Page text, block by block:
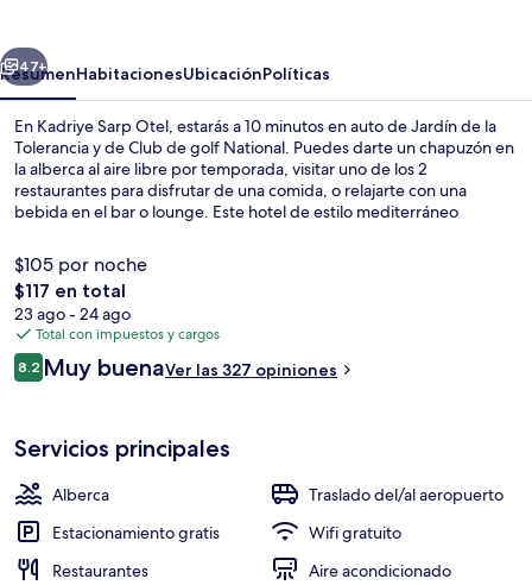
Siguiente
47+
ResumenHabitacionesUbicaciónPolíticas
En Kadriye Sarp Otel, estarás a 10 minutos en auto de Jardín de la
Tolerancia y de Club de golf National. Puedes darte un chapuzón en
la alberca al aire libre por temporada, visitar uno de los 2
restaurantes para disfrutar de una comida, o relajarte con una
bebida en el bar o lounge. Este hotel de estilo mediterráneo
o deli.
$105 por noche
El
precio
total
es
de
$117 en total
23 ago - 24 ago
Total con impuestos y cargos
Opiniones
8.28.2 de 10,
Muy buenaVer las 327 opiniones
Servicios principales
Alberca
Traslado del/al aeropuerto
Estacionamiento gratis
Wifi gratuito
Restaurantes
Aire acondicionado